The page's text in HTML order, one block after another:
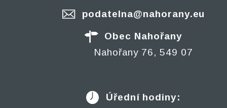
podatelna@nahorany.eu
Obec Nahořany
Nahořany 76, 549 07
Úřední hodiny: